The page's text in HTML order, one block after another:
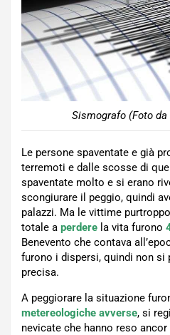
Sismografo (Foto
Le persone spaventate e già
terremoti e dalle scosse di
spaventate molto e si erano
scongiurare il peggio, quindi
palazzi. Ma le vittime
totale a perdere la vita furono
Benevento che contava
furono i dispersi, quindi non si
precisa.
A peggiorare la situazione
metereologiche avverse, si
nevicate che hanno reso